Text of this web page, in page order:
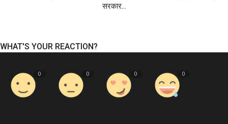
सरकार...
WHAT'S YOUR REACTION?
0 0 0 0